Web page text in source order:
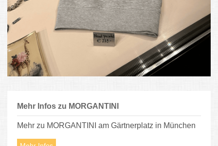
Mehr Infos zu MORGANTINI
Mehr zu MORGANTINI am Gärtnerplatz in München